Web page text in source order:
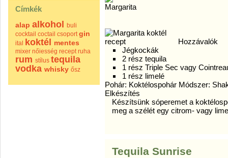
Címkék
alap alkohol
buli
cocktail coctail csoport gin
ital koktél mentes
mixer nőiesség recept ruha
rum stílus tequila
vodka whisky ősz
Hozzávalók
Jégkockák
2 rész tequila
1 rész Triple Sec vagy
1 rész limelé
Pohár: Koktélospohár Módszer:
Elkészítés
Készítsünk sóperemet a
meg a szélét egy citrom- vagy
Tequila Sunrise